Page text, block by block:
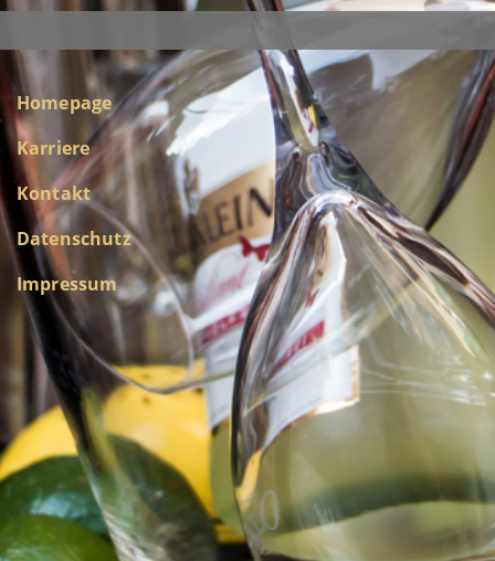
Homepage
Karriere
Kontakt
Datenschutz
Impressum